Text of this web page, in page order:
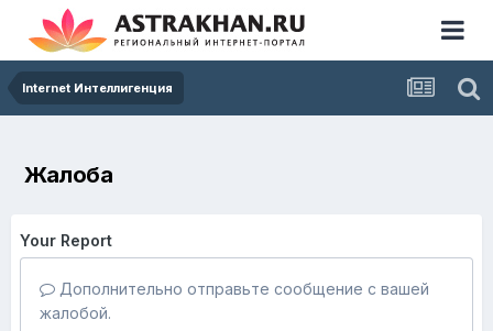
Internet Интеллигенция
Жалоба
Your Report
Дополнительно отправьте сообщение с вашей
жалобой.